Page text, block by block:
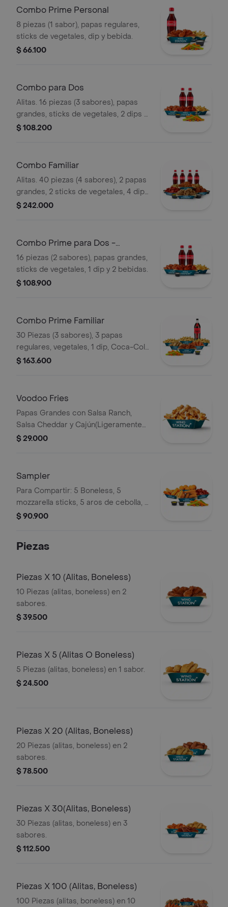
Combo Prime Personal
8 piezas (1 sabor), papas regulares,
sticks de vegetales, dip y bebida.
$ 66.100
Combo para Dos
Alitas. 16 piezas (3 sabores), papas
grandes, sticks de vegetales, 2 dips y
2 bebidas.
$ 108.200
Combo Familiar
Alitas. 40 piezas (4 sabores), 2 papas
grandes, 2 sticks de vegetales, 4 dips
y 4 bebidas.
$ 242.000
Combo Prime para Dos -
Clientes Prime
16 piezas (2 sabores), papas grandes,
sticks de vegetales, 1 dip y 2 bebidas.
$ 108.900
Combo Prime Familiar
30 Piezas (3 sabores), 3 papas
regulares, vegetales, 1 dip, Coca-Cola
Sin Azúcar 1.5 L.
$ 163.600
Voodoo Fries
Papas Grandes con Salsa Ranch,
Salsa Cheddar y Cajún(Ligeramente
Picante), más proteína a elección.
$ 29.000
Sampler
Para Compartir: 5 Boneless, 5
mozzarella sticks, 5 aros de cebolla, 5
BBQ Rib balls, sticks de vegetales y 2
$ 90.900
Piezas
Piezas X 10 (Alitas, Boneless)
10 Piezas (alitas, boneless) en 2
sabores.
$ 39.500
Piezas X 5 (Alitas O Boneless)
5 Piezas (alitas, boneless) en 1 sabor.
$ 24.500
Piezas X 20 (Alitas, Boneless)
20 Piezas (alitas, boneless) en 2
sabores.
$ 78.500
Piezas X 30(Alitas, Boneless)
30 Piezas (alitas, boneless) en 3
sabores.
$ 112.500
Piezas X 100 (Alitas, Boneless)
100 Piezas (alitas, boneless) en 10